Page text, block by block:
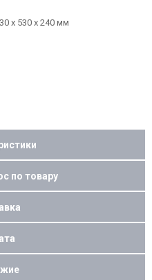
х 530 х 240 мм
по товару